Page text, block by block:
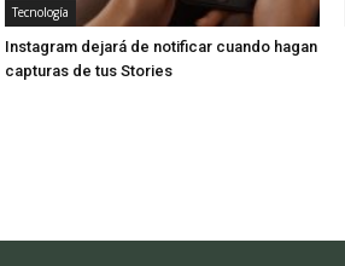
Tecnología
Instagram dejará de notificar cuando hagan
capturas de tus Stories